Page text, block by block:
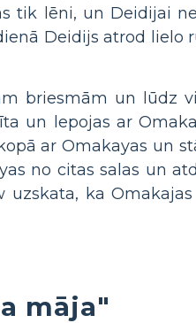
tik lēni, un Deidijai
Deidijs atrod lielo
briesmām un lūdz
un lepojas ar
ar Omakayas un
no citas salas un
uzskata, ka
māja"